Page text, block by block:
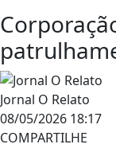
Jornal O Relato
08/05/2026 18:17
COMPARTILHE